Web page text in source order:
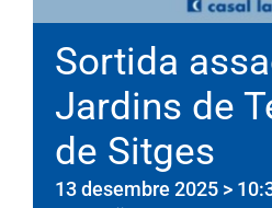
Sortida
Jardins de
de Sitges
13 desembre 2025 >